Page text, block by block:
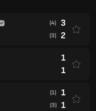
(4) 3
(3) 2
1
1
(1) 1
(3) 1